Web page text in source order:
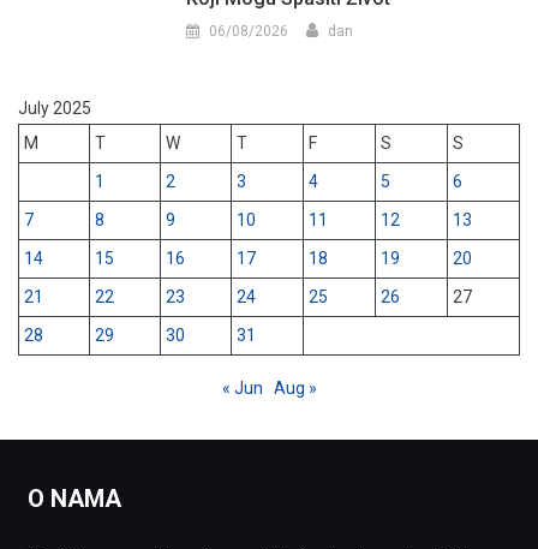
06/08/2026 dan
July 2025
M
T W T F S
S
1
2 3 4 5
6
7
8 9 10 11 12
13
14
15 16 17 18 19
20
21
22 23 24 25 26
27
28
29 30 31
« Jun Aug »
O NAMA